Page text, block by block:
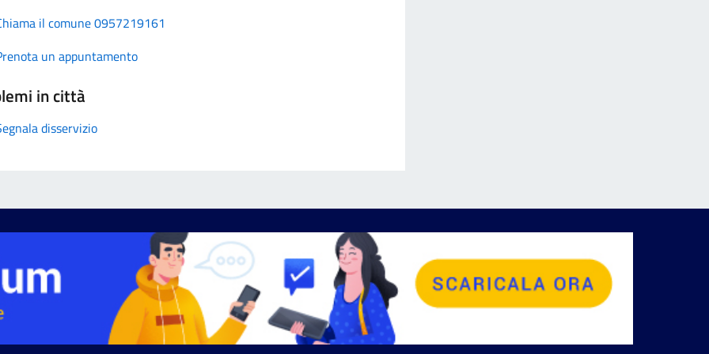
il comune 0957219161
un appuntamento
in città
disservizio